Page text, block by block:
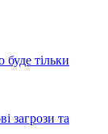
тільки
загрози та